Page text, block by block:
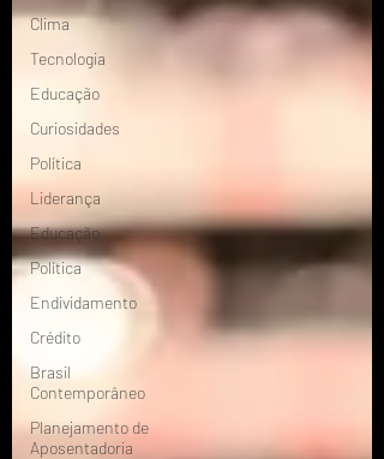
Clima
Tecnologia
Educação
Curiosidades
Política
Liderança
Educação
Política
Endividamento
Crédito
Brasil
Contemporâneo
Planejamento de
Aposentadoria